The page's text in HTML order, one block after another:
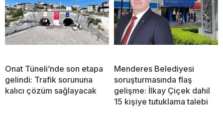
Onat Tüneli’nde son etapa
gelindi: Trafik sorununa
kalıcı çözüm sağlayacak
Menderes Belediyesi
soruşturmasında flaş
gelişme: İlkay Çiçek dahil
15 kişiye tutuklama talebi